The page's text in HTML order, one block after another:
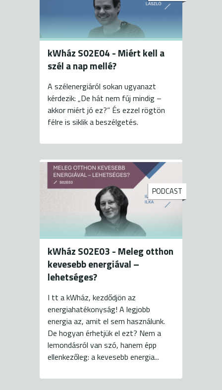
kWház S02E04 - Miért kell a
szél a nap mellé?
A szélenergiáról sokan ugyanazt
kérdezik: „De hát nem fúj mindig –
akkor miért jó ez?” És ezzel rögtön
félre is siklik a beszélgetés.
PODCAST
kWház S02E03 - Meleg otthon
kevesebb energiával –
lehetséges?
I tt a kWház, kezdődjön az
energiahatékonyság! A legjobb
energia az, amit el sem használunk.
De hogyan érhetjük el ezt? Nem a
lemondásról van szó, hanem épp
ellenkezőleg: a kevesebb energia...